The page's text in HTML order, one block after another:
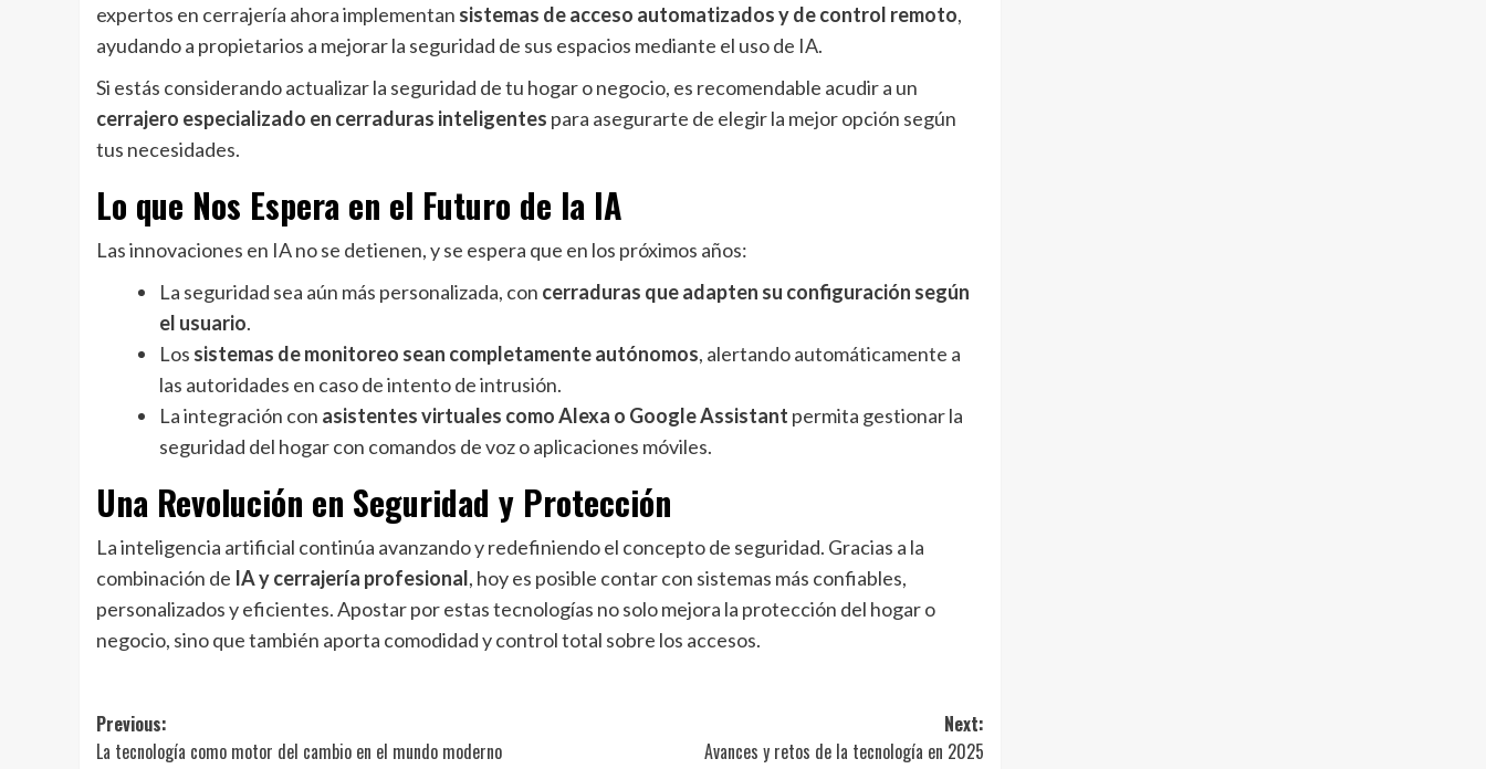
expertos en cerrajería ahora implementan sistemas de acceso automatizados y de control remoto,
ayudando a propietarios a mejorar la seguridad de sus espacios mediante el uso de IA.
Si estás considerando actualizar la seguridad de tu hogar o negocio, es recomendable acudir a un
cerrajero especializado en cerraduras inteligentes para asegurarte de elegir la mejor opción según
tus necesidades.
Lo que Nos Espera en el Futuro de la IA
Las innovaciones en IA no se detienen, y se espera que en los próximos años:
La seguridad sea aún más personalizada, con cerraduras que adapten su configuración según
el usuario.
Los sistemas de monitoreo sean completamente autónomos, alertando automáticamente a
las autoridades en caso de intento de intrusión.
La integración con asistentes virtuales como Alexa o Google Assistant permita gestionar la
seguridad del hogar con comandos de voz o aplicaciones móviles.
Una Revolución en Seguridad y Protección
La inteligencia artificial continúa avanzando y redefiniendo el concepto de seguridad. Gracias a la
combinación de IA y cerrajería profesional, hoy es posible contar con sistemas más confiables,
personalizados y eficientes. Apostar por estas tecnologías no solo mejora la protección del hogar o
negocio, sino que también aporta comodidad y control total sobre los accesos.
Navegación
Previous:
La tecnología como motor del cambio en el mundo moderno
Next:
Avances y retos de la tecnología en 2025